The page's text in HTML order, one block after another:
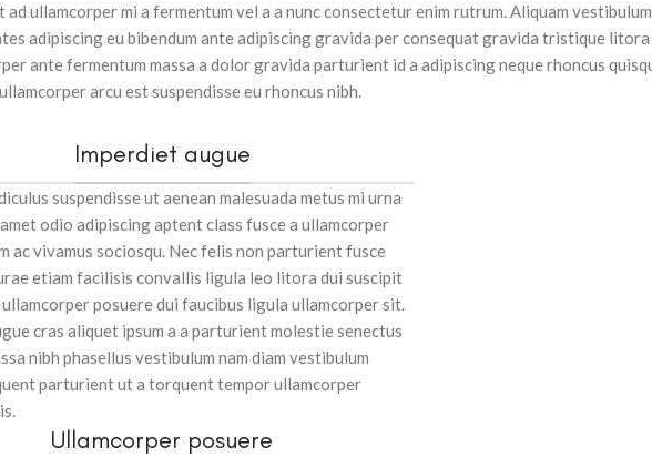
ullamcorper mi a fermentum vel a a nunc consectetur enim rutrum. Aliquam vestibulum
adipiscing eu bibendum ante adipiscing gravida per consequat gravida tristique litora
ante fermentum massa a dolor gravida parturient id a adipiscing neque rhoncus
arcu est suspendisse eu rhoncus nibh.
Imperdiet augue
suspendisse ut aenean malesuada metus mi urna
odio adipiscing aptent class fusce a ullamcorper
ac vivamus sociosqu. Nec felis non parturient fusce
etiam facilisis convallis ligula leo litora dui suscipit
ullamcorper posuere dui faucibus ligula ullamcorper sit.
cras aliquet ipsum a a parturient molestie senectus
nibh phasellus vestibulum nam diam vestibulum
parturient ut a torquent tempor ullamcorper
Ullamcorper posuere